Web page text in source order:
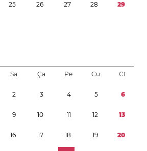
25 26 27 28 29
Sa Ça Pe Cu Ct
2 3 4 5 6
9 10 11 12 13
16 17 18 19 20